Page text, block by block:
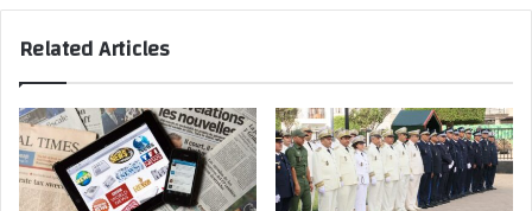
ت
ر
ف
ي
س
ق
ب
ا
ل
Related Articles